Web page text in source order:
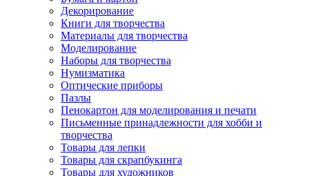
Декорирование
Книги для творчества
Материалы для творчества
Моделирование
Наборы для творчества
Нумизматика
Оптические приборы
Пазлы
Пенокартон для моделирования и печати
Письменные принадлежности для хобби и
творчества
Товары для лепки
Товары для скрапбукинга
Товары для художников